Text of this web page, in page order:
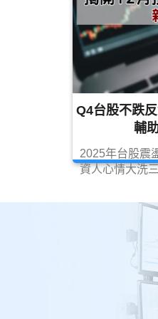
Q4台股不跌
輔
2025年台股震
資人心情大洗
難度更高。本
新光證券富貴
力追蹤到智選